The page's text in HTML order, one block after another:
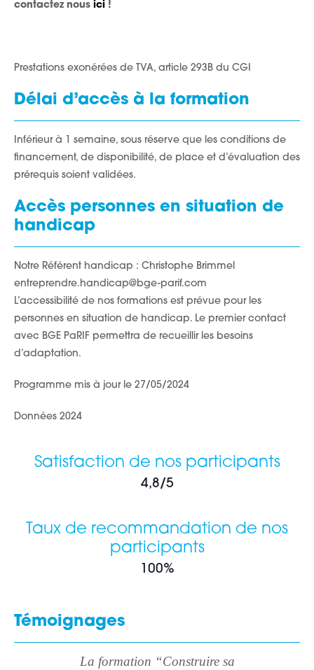
contactez nous ici !
Prestations exonérées de TVA, article 293B du CGI
Délai d’accès à la formation
Inférieur à 1 semaine, sous réserve que les conditions de
financement, de disponibilité, de place et d’évaluation des
prérequis soient validées.
Accès personnes en situation de
handicap
Notre Référent handicap : Christophe Brimmel
entreprendre.handicap@bge-parif.com
L’accessibilité de nos formations est prévue pour les
personnes en situation de handicap. Le premier contact
avec BGE PaRIF permettra de recueillir les besoins
d’adaptation.
Programme mis à jour le 27/05/2024
Données 2024
Satisfaction de nos participants
4,8/5
Taux de recommandation de nos
participants
100%
Témoignages
La formation “Construire sa